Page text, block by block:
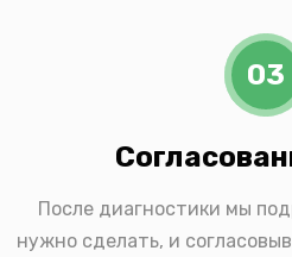
03
После диагностики мы
нужно сделать, и